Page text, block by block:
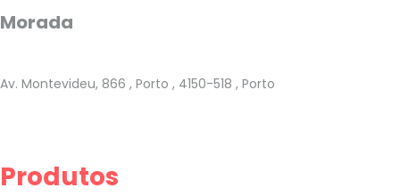
Morada
Av. Montevideu, 866 , Porto , 4150-518 , Porto
This page can't load Google Maps correctly.
Produtos